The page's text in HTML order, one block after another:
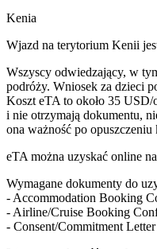
Kenia
Wjazd na terytorium Kenii
Wszyscy odwiedzający, w
podróży. Wniosek za dzieci
Koszt eTA to około 35
i nie otrzymają dokumentu,
ona ważność po opuszczeniu
eTA można uzyskać online
Wymagane dokumenty do
- Accommodation Booking
- Airline/Cruise Booking
- Consent/Commitment